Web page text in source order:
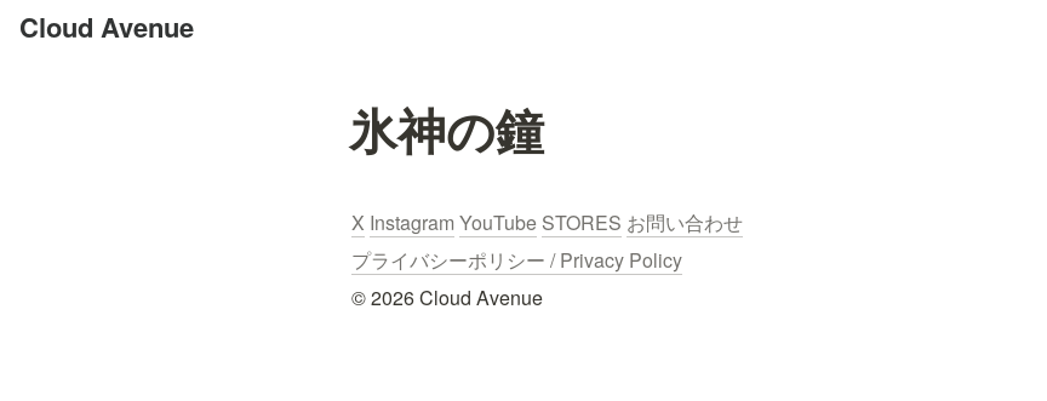
Cloud Avenue
氷神の鐘
X Instagram YouTube STORES お問い合わせ
プライバシーポリシー / Privacy Policy
© 2026 Cloud Avenue